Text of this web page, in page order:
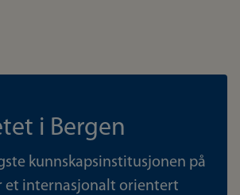
i Bergen
kunnskapsinstitusjonen på
et internasjonalt orientert